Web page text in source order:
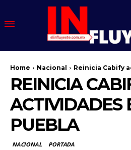
Home Nacional Reinicia Cabify
REINICIA
ACTIVIDADES
PUEBLA
NACIONAL PORTADA